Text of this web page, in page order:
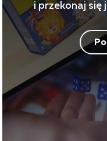
i przekonaj się